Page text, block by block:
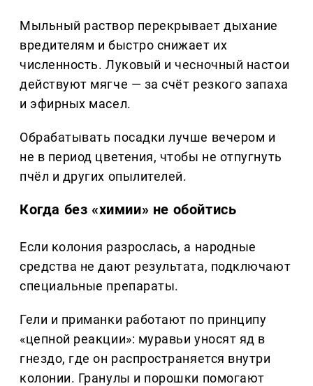
Мыльный раствор перекрывает дыхание
вредителям и быстро снижает их
численность. Луковый и чесночный настои
действуют мягче — за счёт резкого запаха
и эфирных масел.
Обрабатывать посадки лучше вечером и
не в период цветения, чтобы не отпугнуть
пчёл и других опылителей.
Когда без «химии» не обойтись
Если колония разрослась, а народные
средства не дают результата, подключают
специальные препараты.
Гели и приманки работают по принципу
«цепной реакции»: муравьи уносят яд в
гнездо, где он распространяется внутри
колонии. Гранулы и порошки помогают